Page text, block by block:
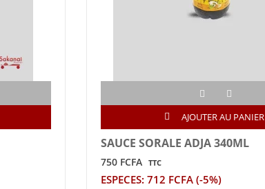
AJOUTER AU PANIER
SAUCE SORALE ADJA 340ML
750 FCFA TTC
ESPECES: 712 FCFA (-5%)